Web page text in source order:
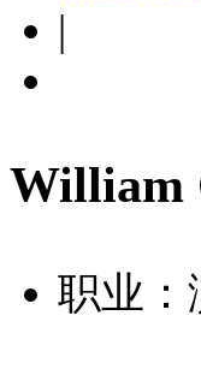
|
William
职业：